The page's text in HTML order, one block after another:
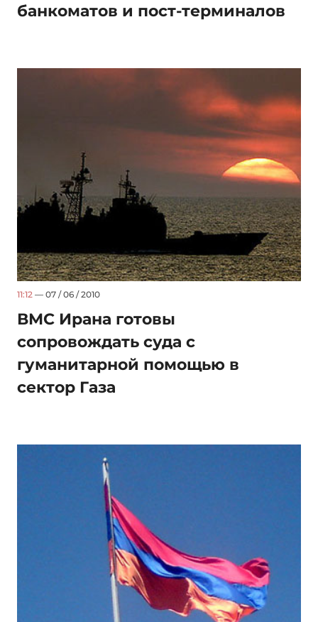
банкоматов и пост-терминалов
11:12 — 07 / 06 / 2010
ВМС Ирана готовы
сопровождать суда с
гуманитарной помощью в
сектор Газа